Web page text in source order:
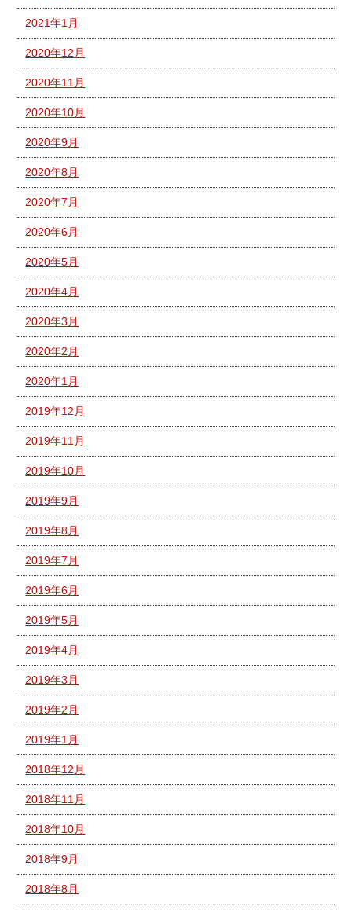
2021年1月
2020年12月
2020年11月
2020年10月
2020年9月
2020年8月
2020年7月
2020年6月
2020年5月
2020年4月
2020年3月
2020年2月
2020年1月
2019年12月
2019年11月
2019年10月
2019年9月
2019年8月
2019年7月
2019年6月
2019年5月
2019年4月
2019年3月
2019年2月
2019年1月
2018年12月
2018年11月
2018年10月
2018年9月
2018年8月